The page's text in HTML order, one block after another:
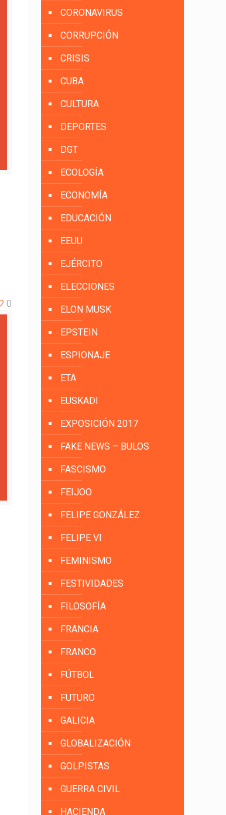
0
CORONAVIRUS
CORRUPCIÓN
CRISIS
CUBA
CULTURA
DEPORTES
DGT
ECOLOGÍA
ECONOMÍA
EDUCACIÓN
EEUU
EJÉRCITO
ELECCIONES
ELON MUSK
EPSTEIN
ESPIONAJE
ETA
EUSKADI
EXPOSICIÓN 2017
FAKE NEWS – BULOS
FASCISMO
FEIJOO
FELIPE GONZÁLEZ
FELIPE VI
FEMINISMO
FESTIVIDADES
FILOSOFÍA
FRANCIA
FRANCO
FÚTBOL
FUTURO
GALICIA
GLOBALIZACIÓN
GOLPISTAS
GUERRA CIVIL
HACIENDA